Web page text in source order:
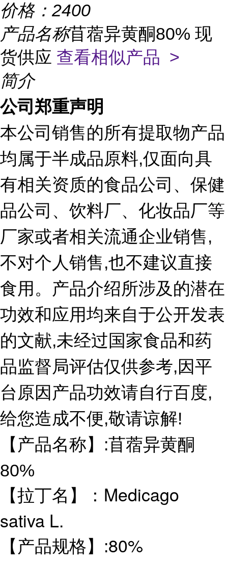
价格： 2400
产品名称苜蓿异黄酮80% 现
货供应 查看相似产品 >
简介
公司郑重声明
本公司销售的所有提取物产品
均属于半成品原料,仅面向具
有相关资质的食品公司、保健
品公司、饮料厂、化妆品厂等
厂家或者相关流通企业销售,
不对个人销售,也不建议直接
食用。产品介绍所涉及的潜在
功效和应用均来自于公开发表
的文献,未经过国家食品和药
品监督局评估仅供参考,因平
台原因产品功效请自行百度,
给您造成不便,敬请谅解!
【产品名称】:苜蓿异黄酮
80%
【拉丁名】： Medicago
sativa L.
【产品规格】:80%